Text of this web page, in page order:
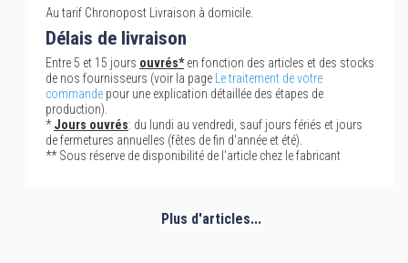
Au tarif Chronopost Livraison à domicile.
Délais de livraison
Entre 5 et 15 jours ouvrés*en fonction des articles et des stocks
de nos fournisseurs (voir la page
Le traitement de votre
commande pour une explication détaillée des étapes de
production).
*Jours ouvrés: du lundi au vendredi, sauf jours fériés et jours
de fermetures annuelles (fêtes de fin d'année et été).
** Sous réserve de disponibilité de l'article chez le fabricant
Plus d'articles...